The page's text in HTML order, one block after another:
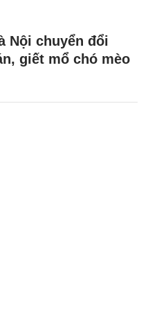
Nội chuyển đổi
giết mổ chó mèo